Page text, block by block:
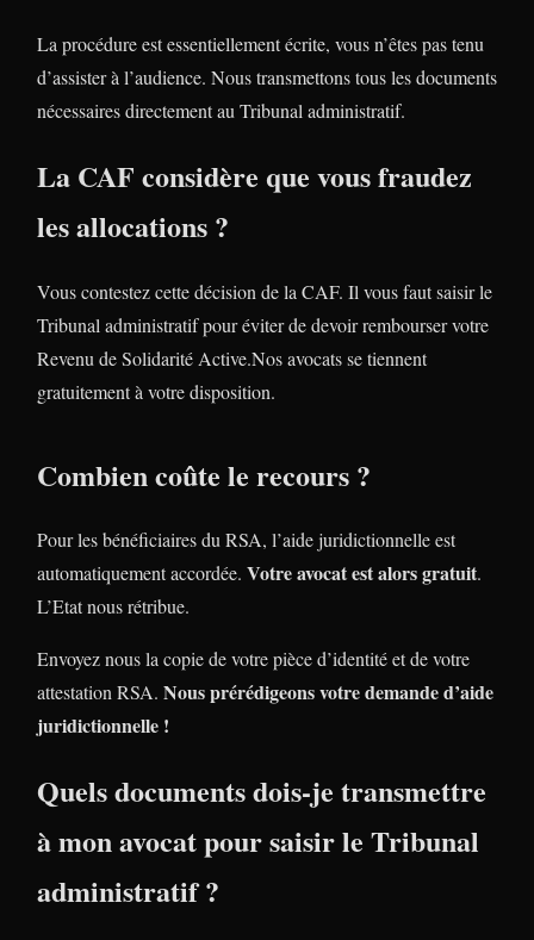
La procédure est essentiellement écrite, vous n’êtes pas tenu
d’assister à l’audience. Nous transmettons tous les documents
nécessaires directement au Tribunal administratif.
La CAF considère que vous fraudez
les allocations ?
Vous contestez cette décision de la CAF. Il vous faut saisir le
Tribunal administratif pour éviter de devoir rembourser votre
Revenu de Solidarité Active.Nos avocats se tiennent
gratuitement à votre disposition.
Combien coûte le recours ?
Pour les bénéficiaires du RSA, l’aide juridictionnelle est
automatiquement accordée. Votre avocat est alors gratuit.
L’Etat nous rétribue.
Envoyez nous la copie de votre pièce d’identité et de votre
attestation RSA. Nous prérédigeons votre demande d’aide
juridictionnelle !
Quels documents dois-je transmettre
à mon avocat pour saisir le Tribunal
administratif ?